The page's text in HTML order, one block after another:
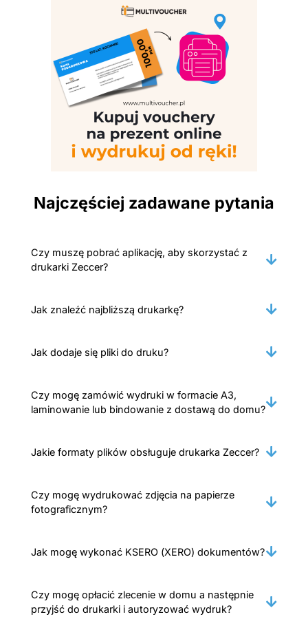
Najczęściej zadawane pytania
Czy muszę pobrać aplikację, aby skorzystać z
drukarki Zeccer?
Jak znaleźć najbliższą drukarkę?
Jak dodaje się pliki do druku?
Czy mogę zamówić wydruki w formacie A3,
laminowanie lub bindowanie z dostawą do domu?
Jakie formaty plików obsługuje drukarka Zeccer?
Czy mogę wydrukować zdjęcia na papierze
fotograficznym?
Jak mogę wykonać KSERO (XERO) dokumentów?
Czy mogę opłacić zlecenie w domu a następnie
przyjść do drukarki i autoryzować wydruk?